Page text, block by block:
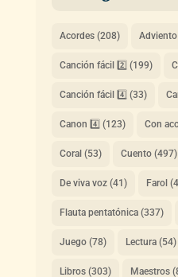
Acordes(208) Adviento
Canción fácil 2️⃣ (199)
Canción fácil 4️⃣ (33)
Canon 4️⃣ (123) Con
Coral (53) Cuento(497)
De viva voz(41) Farol
Flauta pentatónica(337)
Juego(78) Lectura(54)
Libros(303) Maestros